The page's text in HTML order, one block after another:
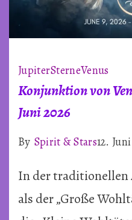
JupiterSterneVenus
Konjunktion von
Juni 2026
By Spirit & Stars12.
In der
als der „Große